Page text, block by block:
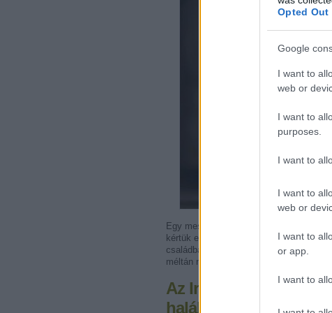
Opted Out
Google
I want to
web or
I want to
purposes.
I want to
I want to
web or
I want to
or app.
I want to
Egy mesterséges intelligencia alapú
kértük ezt az illusztrációt, mert nem
családban született zseniről. Akiről meg
méltán nevezhető filológiai ínyencségnek.
Az Irodalmi Szemle
halálának 80.